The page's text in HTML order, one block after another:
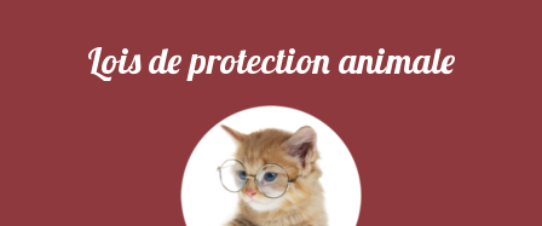
Lois de protection animale